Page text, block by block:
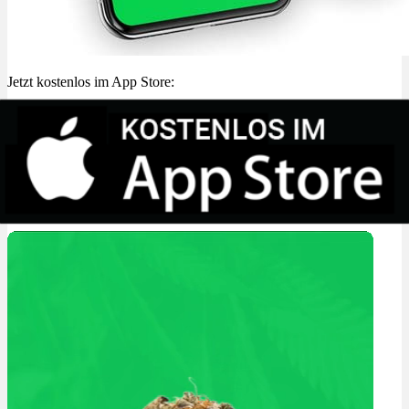
Jetzt kostenlos im App Store: